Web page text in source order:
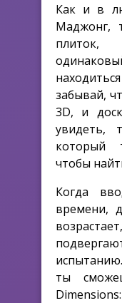
Как и в
Маджонг,
забывай,
3D, и
увидеть,
который
чтобы
Когда
времени,
ты